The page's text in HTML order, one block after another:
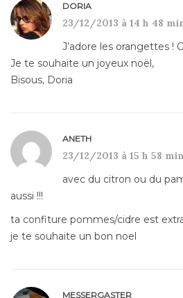
DORIA
23/12/2013 à 14 h 48
J’adore les orangettes !
Je te souhaite un joyeux noël,
Bisous, Doria
ANETH
23/12/2013 à 15 h 58
avec du citron ou du
aussi !!!
ta confiture pommes/cidre est
je te souhaite un bon noel
MESSERGASTER